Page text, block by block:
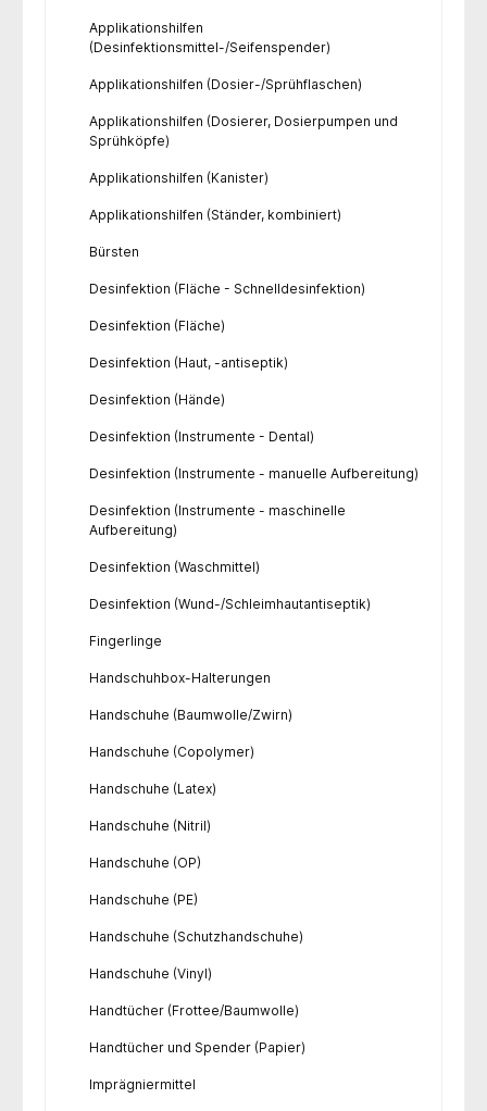
Applikationshilfen
(Desinfektionsmittel-/Seifenspender)
Applikationshilfen (Dosier-/Sprühflaschen)
Applikationshilfen (Dosierer, Dosierpumpen und
Sprühköpfe)
Applikationshilfen (Kanister)
Applikationshilfen (Ständer, kombiniert)
Bürsten
Desinfektion (Fläche - Schnelldesinfektion)
Desinfektion (Fläche)
Desinfektion (Haut, -antiseptik)
Desinfektion (Hände)
Desinfektion (Instrumente - Dental)
Desinfektion (Instrumente - manuelle Aufbereitung)
Desinfektion (Instrumente - maschinelle
Aufbereitung)
Desinfektion (Waschmittel)
Desinfektion (Wund-/Schleimhautantiseptik)
Fingerlinge
Handschuhbox-Halterungen
Handschuhe (Baumwolle/Zwirn)
Handschuhe (Copolymer)
Handschuhe (Latex)
Handschuhe (Nitril)
Handschuhe (OP)
Handschuhe (PE)
Handschuhe (Schutzhandschuhe)
Handschuhe (Vinyl)
Handtücher (Frottee/Baumwolle)
Handtücher und Spender (Papier)
Imprägniermittel